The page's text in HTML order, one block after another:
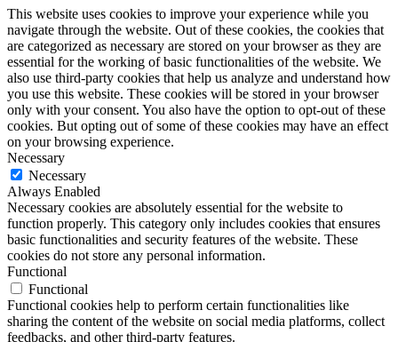
This website uses cookies to improve your experience while you
navigate through the website. Out of these cookies, the cookies that
are categorized as necessary are stored on your browser as they are
essential for the working of basic functionalities of the website. We
also use third-party cookies that help us analyze and understand how
you use this website. These cookies will be stored in your browser
only with your consent. You also have the option to opt-out of these
cookies. But opting out of some of these cookies may have an effect
on your browsing experience.
Necessary
Necessary
Always Enabled
Necessary cookies are absolutely essential for the website to
function properly. This category only includes cookies that ensures
basic functionalities and security features of the website. These
cookies do not store any personal information.
Functional
Functional
Functional cookies help to perform certain functionalities like
sharing the content of the website on social media platforms, collect
feedbacks, and other third-party features.